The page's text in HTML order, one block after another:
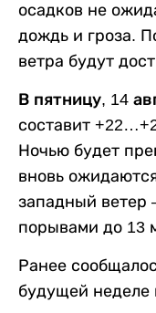
осадков не
дождь и гроза.
ветра будут
В пятницу, 14
составит
Ночью будет
вновь
западный ветер
порывами до 13
Ранее
будущей неделе